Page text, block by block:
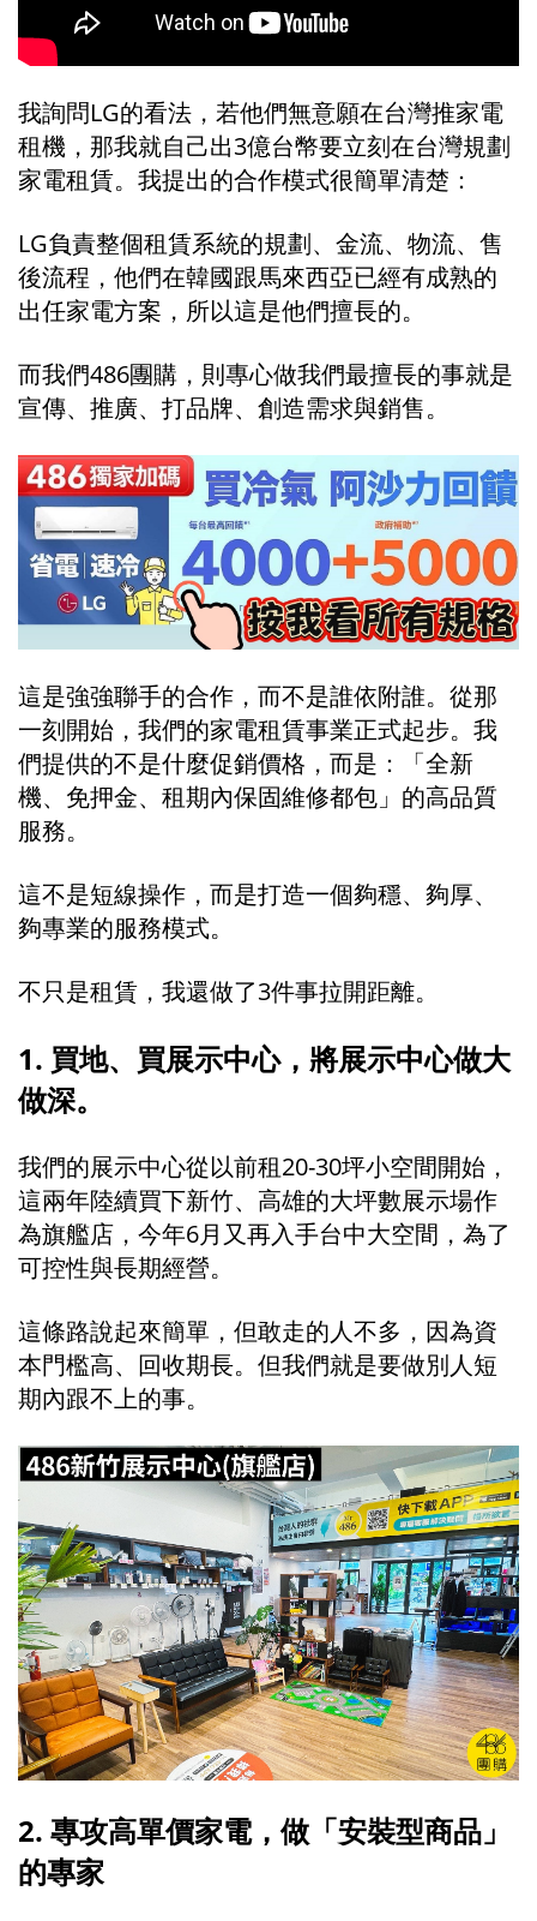
我詢問LG的看法，若他們無意願在台灣推家電
租機，那我就自己出3億台幣要立刻在台灣規劃
家電租賃。 我提出的合作模式很簡單清楚：
LG負責整個租賃系統的規劃、金流、物流、售
後流程，他們在韓國跟馬來西亞已經有成熟的
出任家電方案，所以這是他們擅長的。
而我們486團購，則專心做我們最擅長的事就是
宣傳、推廣、打品牌、創造需求與銷售。
這是強強聯手的合作，而不是誰依附誰。從那
一刻開始，我們的家電租賃事業正式起步。我
們提供的不是什麼促銷價格，而是：「全新
機、免押金、租期內保固維修都包」的高品質
服務。
這不是短線操作，而是打造一個夠穩、夠厚、
夠專業的服務模式。
不只是租賃，我還做了3件事拉開距離。
1. 買地、買展示中心，將展示中心做大
做深。
我們的展示中心從以前租20-30坪小空間開始，
這兩年陸續買下新竹、高雄的大坪數展示場作
為旗艦店，今年6月又再入手台中大空間，為了
可控性與長期經營。
這條路說起來簡單，但敢走的人不多，因為資
本門檻高、回收期長。但我們就是要做別人短
期內跟不上的事。
2. 專攻高單價家電，做「安裝型商品」
的專家